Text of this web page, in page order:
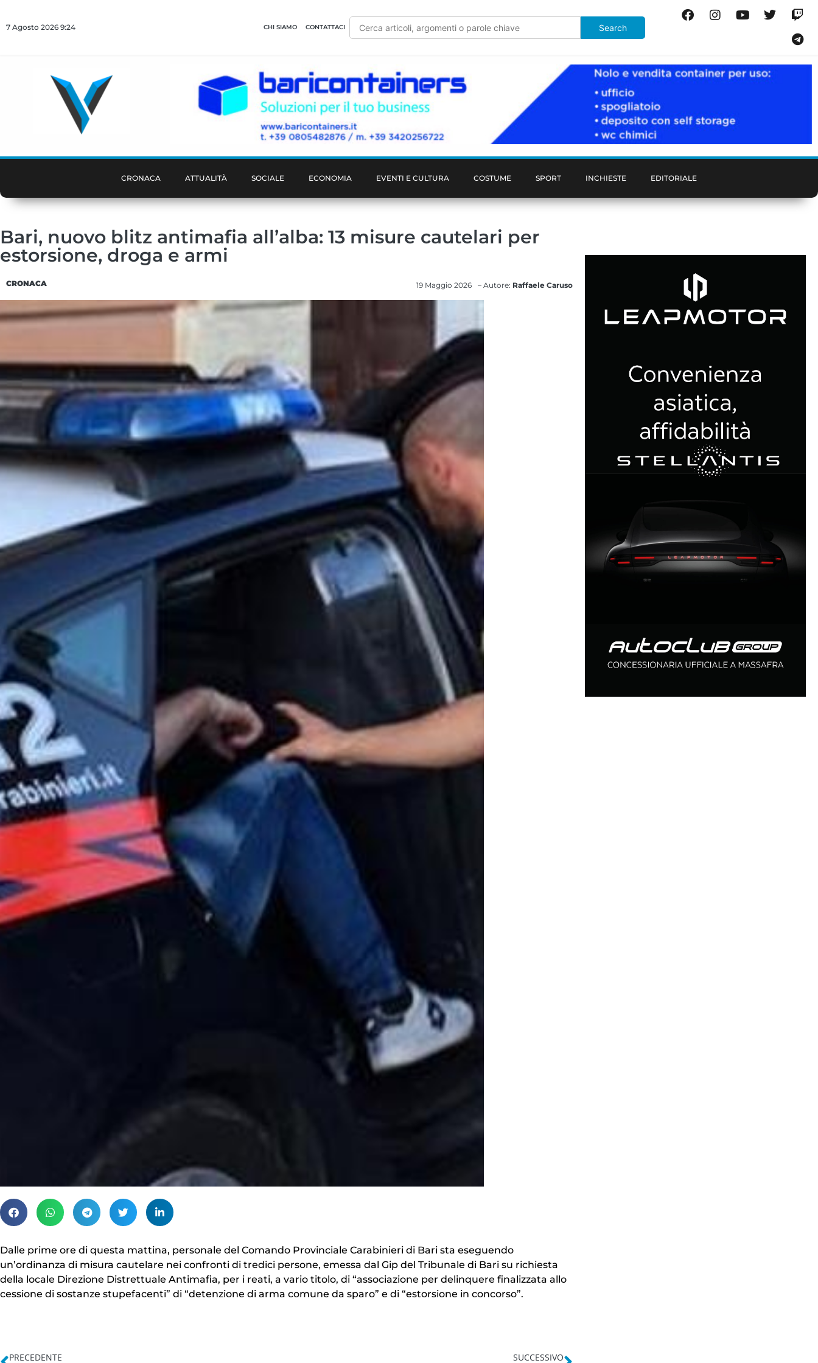
7 Agosto 2026 9:24 CHI SIAMO CONTATTACI
CRONACA ATTUALITÀ SOCIALE ECONOMIA EVENTI E CULTURA COSTUME SPORT INCHIESTE EDITORIALE
Bari, nuovo blitz antimafia all’alba: 13 misure cautelari per
estorsione, droga e armi
CRONACA 19 Maggio 2026 – Autore: Raffaele Caruso
Dalle prime ore di questa mattina, personale del Comando Provinciale Carabinieri di Bari sta eseguendo
un’ordinanza di misura cautelare nei confronti di tredici persone, emessa dal Gip del Tribunale di Bari su richiesta
della locale Direzione Distrettuale Antimafia, per i reati, a vario titolo, di “associazione per delinquere finalizzata allo
cessione di sostanze stupefacenti” di “detenzione di arma comune da sparo” e di “estorsione in concorso”.
PRECEDENTE SUCCESSIVO